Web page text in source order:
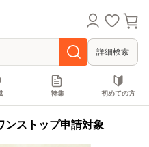
詳細検索
特集 初めての方
ンストップ申請対象